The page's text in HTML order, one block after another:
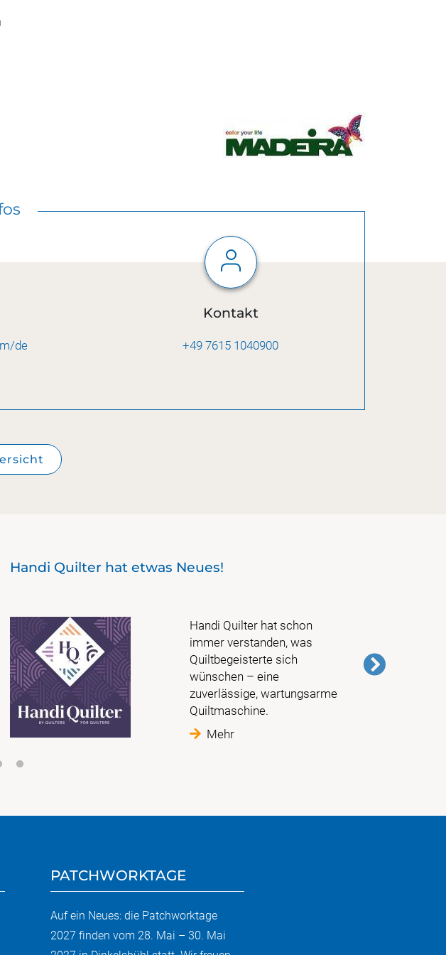
de
Kontakt
+49 7615 1040900
Handi Quilter hat etwas Neues!
Handi Quilter hat schon
immer verstanden, was
Quiltbegeisterte sich
wünschen – eine
zuverlässige, wartungsarme
Quiltmaschine.
Mehr
PATCHWORKTAGE
Auf ein Neues: die Patchworktage
2027 finden vom 28. Mai – 30. Mai